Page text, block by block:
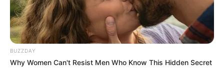
BUZZDAY
Why Women Can't Resist Men Who Know This Hidden Secret